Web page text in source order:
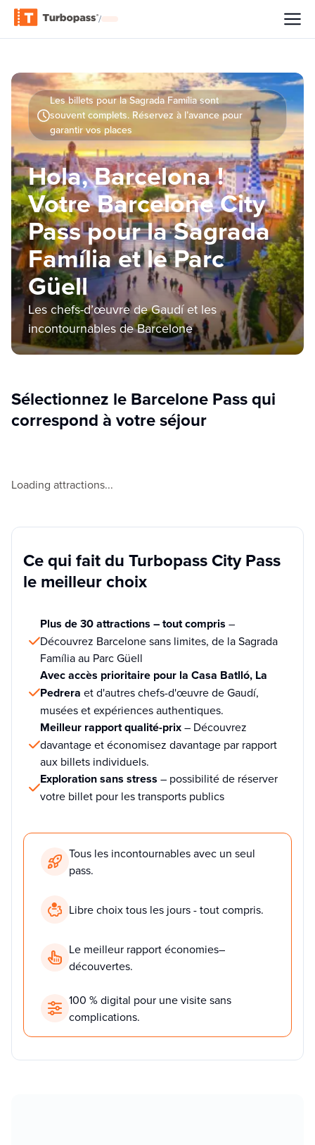
/
Les billets pour la Sagrada Família sont
souvent complets. Réservez à l’avance pour
garantir vos places
Hola, Barcelona !
Votre Barcelone City
Pass pour la Sagrada
Família et le Parc
Güell
Les chefs-d’œuvre de Gaudí et les
incontournables de Barcelone
Sélectionnez le Barcelone Pass qui
correspond à votre séjour
Loading attractions...
Ce qui fait du Turbopass City Pass
le meilleur choix
Plus de 30 attractions – tout compris –
Découvrez Barcelone sans limites, de la Sagrada
Família au Parc Güell
Avec accès prioritaire pour la Casa Batlló, La
Pedrera et d'autres chefs-d'œuvre de Gaudí,
musées et expériences authentiques.
Meilleur rapport qualité-prix– Découvrez
davantage et économisez davantage par rapport
aux billets individuels.
Exploration sans stress – possibilité de réserver
votre billet pour les transports publics
Tous les incontournables avec un seul
pass.
Libre choix tous les jours - tout compris.
Le meilleur rapport économies–
découvertes.
100 % digital pour une visite sans
complications.